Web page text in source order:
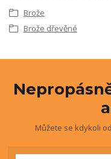
Brože
Brože dřevěné
Můžete se kdykoli